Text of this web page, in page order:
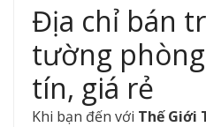
Địa chỉ bán
tường
tín, giá rẻ
Khi bạn đến với Thế Giới